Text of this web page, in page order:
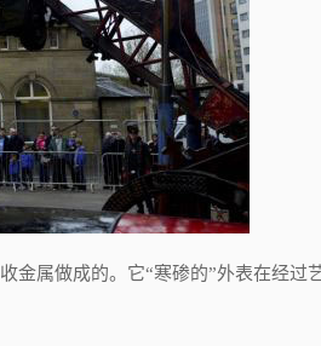
金属做成的。它“寒碜的”外表在经过